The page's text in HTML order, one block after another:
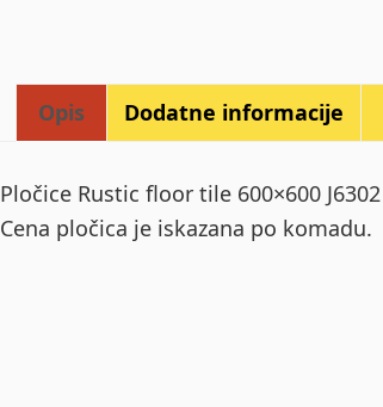
Opis Dodatne informacije
Pločice Rustic floor tile 600×600 J6302
Cena pločica je iskazana po komadu.